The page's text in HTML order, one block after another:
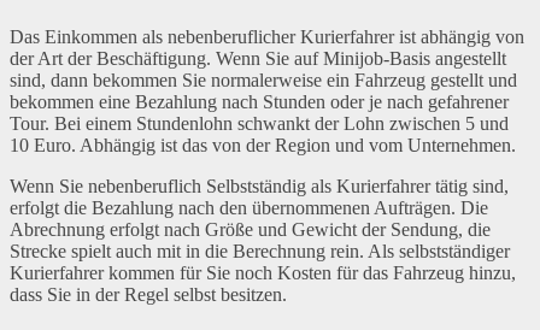
Das Einkommen als nebenberuflicher Kurierfahrer ist abhängig von
der Art der Beschäftigung. Wenn Sie auf Minijob-Basis angestellt
sind, dann bekommen Sie normalerweise ein Fahrzeug gestellt und
bekommen eine Bezahlung nach Stunden oder je nach gefahrener
Tour. Bei einem Stundenlohn schwankt der Lohn zwischen 5 und
10 Euro. Abhängig ist das von der Region und vom Unternehmen.
Wenn Sie nebenberuflich Selbstständig als Kurierfahrer tätig sind,
erfolgt die Bezahlung nach den übernommenen Aufträgen. Die
Abrechnung erfolgt nach Größe und Gewicht der Sendung, die
Strecke spielt auch mit in die Berechnung rein. Als selbstständiger
Kurierfahrer kommen für Sie noch Kosten für das Fahrzeug hinzu,
dass Sie in der Regel selbst besitzen.